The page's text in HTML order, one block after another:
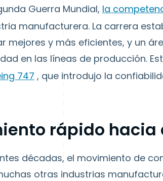
Guerra Mundial, la
manufacturera. La carrera
mejores y más eficientes, y un
en las líneas de producción.
747 , que introdujo la
rápido hacia
décadas, el movimiento de
otras industrias